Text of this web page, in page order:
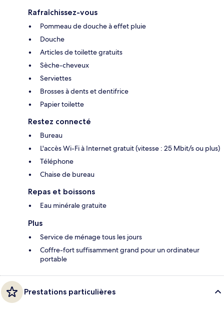
Rafraîchissez-vous
Pommeau de douche à effet pluie
Douche
Articles de toilette gratuits
Sèche-cheveux
Serviettes
Brosses à dents et dentifrice
Papier toilette
Restez connecté
Bureau
L'accès Wi-Fi à Internet gratuit (vitesse : 25 Mbit/s ou plus)
Téléphone
Chaise de bureau
Repas et boissons
Eau minérale gratuite
Plus
Service de ménage tous les jours
Coffre-fort suffisamment grand pour un ordinateur
portable
Prestations particulières